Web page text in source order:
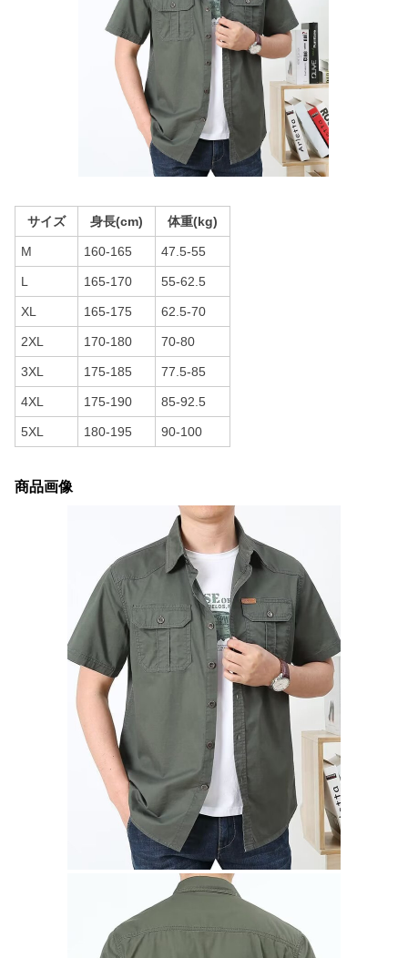
サイズ 身長(cm) 体重(kg)
M 160-165 47.5-55
L 165-170 55-62.5
XL 165-175 62.5-70
2XL 170-180 70-80
3XL 175-185 77.5-85
4XL 175-190 85-92.5
5XL 180-195 90-100
商品画像